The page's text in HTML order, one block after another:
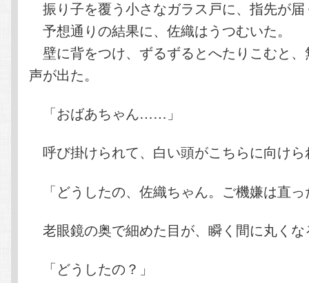
振り子を覆う小さなガラス戸に、指先が届
予想通りの結果に、佐織はうつむいた。
壁に背をつけ、ずるずるとへたりこむと
声が出た。
「おばあちゃん……」
呼び掛けられて、白い頭がこちらに向けら
「どうしたの、佐織ちゃん。ご機嫌は直
老眼鏡の奥で細めた目が、瞬く間に丸くな
「どうしたの？」